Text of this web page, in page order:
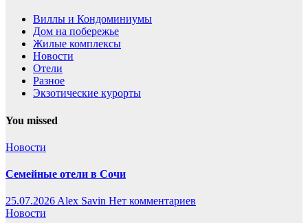
Виллы и Кондоминиумы
Дом на побережье
Жилые комплексы
Новости
Отели
Разное
Экзотические курорты
You missed
Новости
Семейные отели в Сочи
25.07.2026Alex Savin Нет комментариев
Новости